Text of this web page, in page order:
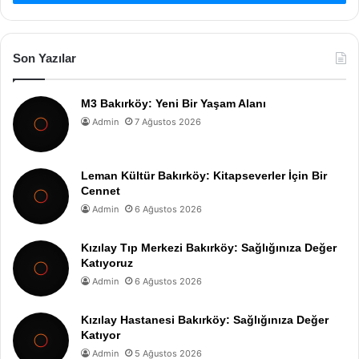
Son Yazılar
M3 Bakırköy: Yeni Bir Yaşam Alanı
Admin 7 Ağustos 2026
Leman Kültür Bakırköy: Kitapseverler İçin Bir
Cennet
Admin 6 Ağustos 2026
Kızılay Tıp Merkezi Bakırköy: Sağlığınıza Değer
Katıyoruz
Admin 6 Ağustos 2026
Kızılay Hastanesi Bakırköy: Sağlığınıza Değer
Katıyor
Admin 5 Ağustos 2026